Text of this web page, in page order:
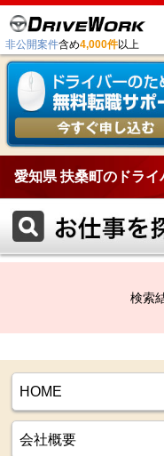
非公開案件含め4,000件以上
愛知県 扶桑町のドライ
検索
HOME
会社概要